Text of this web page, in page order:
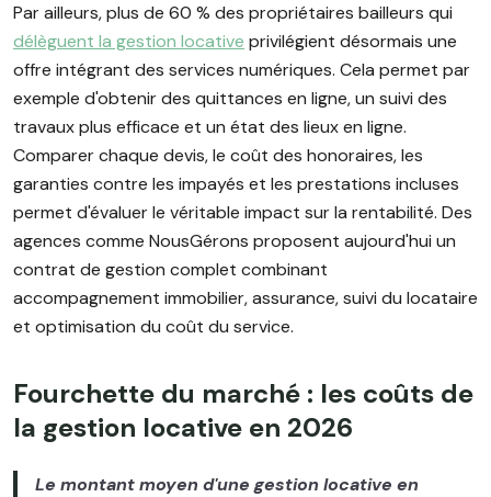
Par ailleurs, plus de 60 % des propriétaires bailleurs qui
délèguent la gestion locative privilégient désormais une
offre intégrant des services numériques. Cela permet par
exemple d'obtenir des quittances en ligne, un suivi des
travaux plus efficace et un état des lieux en ligne.
Comparer chaque devis, le coût des honoraires, les
garanties contre les impayés et les prestations incluses
permet d'évaluer le véritable impact sur la rentabilité. Des
agences comme NousGérons proposent aujourd'hui un
contrat de gestion complet combinant
accompagnement immobilier, assurance, suivi du locataire
et optimisation du coût du service.
Fourchette du marché : les coûts de
la gestion locative en 2026
Le montant moyen d'une gestion locative en